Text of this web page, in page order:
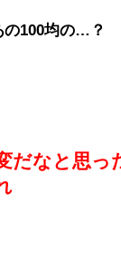
の100均の…？
だなと思っ